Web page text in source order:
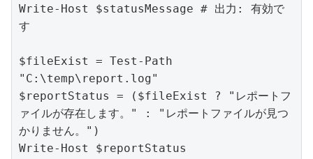
Write-Host $statusMessage # 出力: 有効で
す
$fileExist = Test-Path
"C:\temp\report.log"
$reportStatus = ($fileExist ? "レポートフ
ァイルが存在します。" : "レポートファイルが見つ
かりません。")